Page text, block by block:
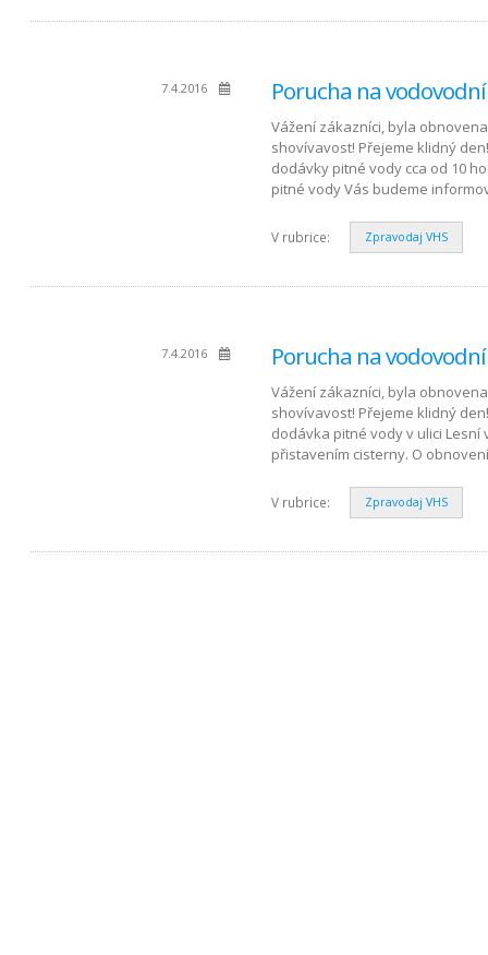
7.4.2016 Porucha na
Vážení zákazníci, byla
shovívavost! Přejeme klidný
dodávky pitné vody cca od 10
pitné vody Vás budeme
V rubrice: Zpravodaj VHS
7.4.2016 Porucha na
Vážení zákazníci, byla
shovívavost! Přejeme klidný
dodávka pitné vody v ulici
přistavením cisterny. O
V rubrice: Zpravodaj VHS